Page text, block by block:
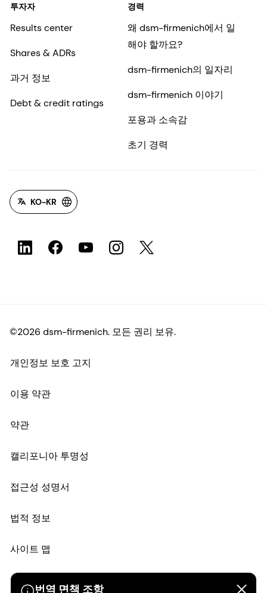
번역 면책 조항
투자자
Results center
Shares & ADRs
과거 정보
Debt & credit ratings
경력
왜 dsm-firmenich에서 일
해야 할까요?
dsm-firmenich의 일자리
dsm-firmenich 이야기
포용과 소속감
초기 경력
KO-KR
©2026 dsm-firmenich. 모든 권리 보유.
개인정보 보호 고지
이용 약관
약관
캘리포니아 투명성
접근성 성명서
법적 정보
사이트 맵